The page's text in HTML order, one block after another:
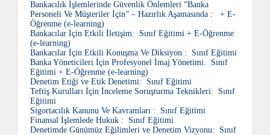
Bankacılık İşlemlerinde Güvenlik Önlemleri “Banka
Personeli Ve Müşteriler İçin” – Hazırlık Aşamasında : + E-
Öğrenme (e-learning)
Bankacılar İçin Etkili İletişim: Sınıf Eğitimi + E-Öğrenme
(e-learning)
Bankacılar İçin Etkili Konuşma Ve Diksiyon : Sınıf Eğitimi
Banka Yöneticileri İçin Profesyonel İmaj Yönetimi: Sınıf
Eğitimi + E-Öğrenme (e-learning)
Denetim Etiği ve Etik Denetimi: Sınıf Eğitimi
Teftiş Kurulları İçin İnceleme Soruşturma Teknikleri: Sınıf
Eğitimi
Sigortacılık Kanunu Ve Kavramları : Sınıf Eğitimi
Finansal İşlemlede Hukuk : Sınıf Eğitimi
Denetimde Günümüz Eğilimleri ve Denetim Vizyonu: Sınıf